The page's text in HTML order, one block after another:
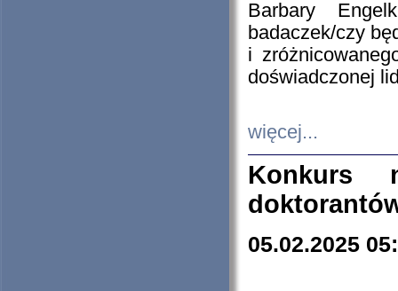
Barbary
badaczek/czy
i
doświadczonej
więcej...
Konkurs
05.02.2025